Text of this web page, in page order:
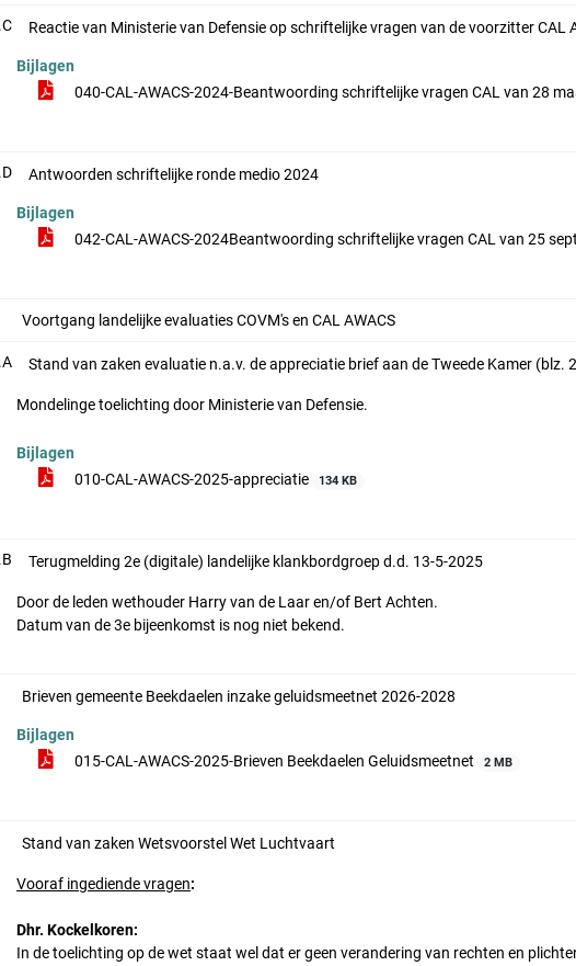
Reactie van Ministerie van Defensie op schriftelijke vragen van de voorzitter CAL
Bijlagen
040-CAL-AWACS-2024-Beantwoording schriftelijke vragen CAL van 28
Antwoorden schriftelijke ronde medio 2024
Bijlagen
042-CAL-AWACS-2024Beantwoording schriftelijke vragen CAL van 25
Voortgang landelijke evaluaties COVM's en CAL AWACS
Stand van zaken evaluatie n.a.v. de appreciatie brief aan de Tweede Kamer (blz.
Mondelinge toelichting door Ministerie van Defensie.
Bijlagen
010-CAL-AWACS-2025-appreciatie
134 KB
Terugmelding 2e (digitale) landelijke klankbordgroep d.d. 13-5-2025
Door de leden wethouder Harry van de Laar en/of Bert Achten.
Datum van de 3e bijeenkomst is nog niet bekend.
Brieven gemeente Beekdaelen inzake geluidsmeetnet 2026-2028
Bijlagen
015-CAL-AWACS-2025-Brieven Beekdaelen Geluidsmeetnet
2 MB
Stand van zaken Wetsvoorstel Wet Luchtvaart
Vooraf ingediende vragen:
Dhr. Kockelkoren:
In de toelichting op de wet staat wel dat er geen verandering van rechten en